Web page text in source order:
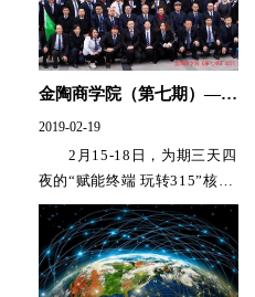
金陶商学院（第七期）——
2019为终端实战赋能！
2019-02-19
2月15-18日，为期三天四
夜的“赋能终端 玩转315”核心
店员培训班，在峨眉山市华生
酒店成功举办，来自...